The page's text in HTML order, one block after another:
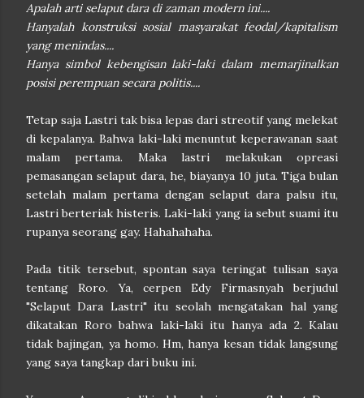
Apalah arti selaput dara di zaman modern ini....
Hanyalah konstruksi sosial masyarakat feodal/kapitalism
yang menindas....
Hanya simbol kebengisan laki-laki dalam memarjinalkan
posisi perempuan secara politis....
Tetap saja Lastri tak bisa lepas dari streotif yang melekat
di kepalanya. Bahwa laki-laki menuntut keperawanan saat
malam pertama. Maka lastri melakukan opreasi
pemasangan selaput dara, he, biayanya 10 juta. Tiga bulan
setelah malam pertama dengan selaput dara palsu itu,
Lastri berteriak histeris. Laki-laki yang ia sebut suami itu
rupanya seorang gay. Hahahahaha.
Pada titik tersebut, spontan saya teringat tulisan saya
tentang Roro. Ya, cerpen Edy Firmasnyah berjudul
"Selaput Dara Lastri" itu seolah mengatakan hal yang
dikatakan Roro bahwa laki-laki itu hanya ada 2. Kalau
tidak bajingan, ya homo. Hm, hanya kesan tidak langsung
yang saya tangkap dari buku ini.